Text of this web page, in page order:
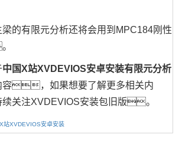
有限元分析还将会用到MPC184刚性
中国X站XVDEVIOS安卓安装有限元分析
容，如果想要了解更多相关内
注XVDEVIOS安装包旧版。
站XVDEVIOS安卓安装